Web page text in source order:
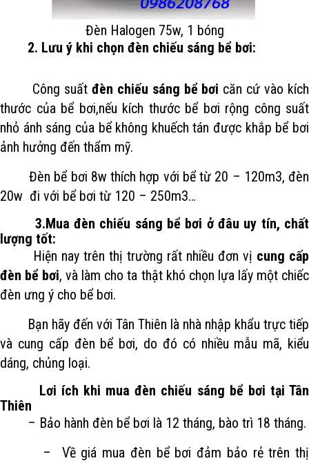
Đèn Halogen 75w, 1 bóng
2. Lưu ý khi chọn đèn chiếu sáng bể bơi:
Công suất đèn chiếu sáng bể bơi căn cứ vào kích
thước của bể bơi,nếu kích thước bể bơi rộng công suất
nhỏ ánh sáng của bể không khuếch tán được khắp bể bơi
ảnh hưởng đến thẩm mỹ.
Đèn bể bơi 8w thích hợp với bể từ 20 – 120m3, đèn
20w đi với bể bơi từ 120 – 250m3…
3.Mua đèn chiếu sáng bể bơi ở đâu uy tín, chất
lượng tốt:
Hiện nay trên thị trường rất nhiều đơn vị cung cấp
đèn bể bơi, và làm cho ta thật khó chọn lựa lấy một chiếc
đèn ưng ý cho bể bơi.
Bạn hãy đến với Tân Thiên là nhà nhập khẩu trực tiếp
và cung cấp đèn bể bơi, do đó có nhiều mẫu mã, kiểu
dáng, chủng loại.
Lơi ích khi mua đèn chiếu sáng bể bơi tại Tân
Thiên
– Bảo hành đèn bể bơi là 12 tháng, bào trì 18 tháng.
– Về giá mua đèn bể bơi đảm bảo rẻ trên thị